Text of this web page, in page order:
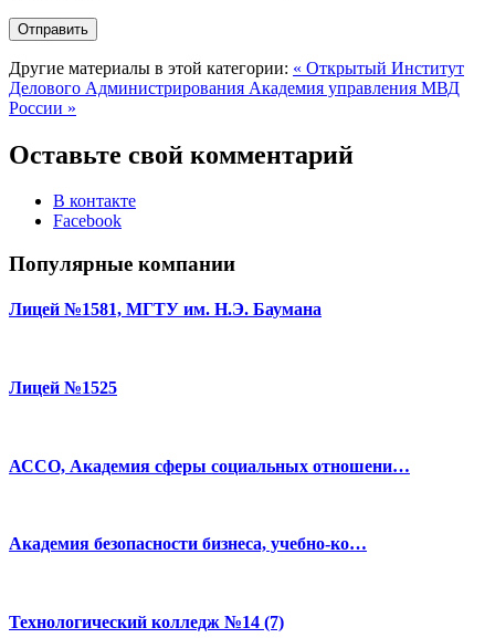
Другие материалы в этой категории: « Открытый Институт
Делового Администрирования Академия управления МВД
России »
Оставьте свой комментарий
В контакте
Facebook
Популярные компании
Лицей №1581, МГТУ им. Н.Э. Баумана
Лицей №1525
АССО, Академия сферы социальных отношени…
Академия безопасности бизнеса, учебно-ко…
Технологический колледж №14 (7)